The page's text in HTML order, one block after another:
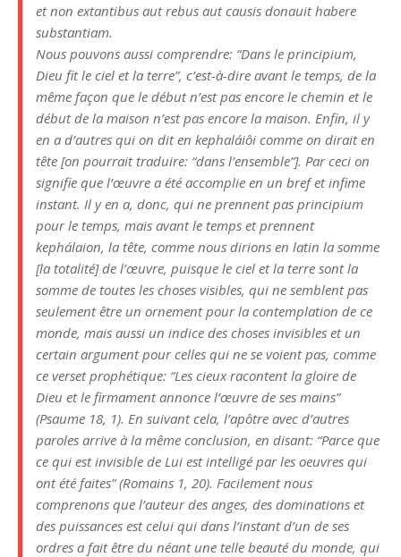
et non extantibus aut rebus aut causis donauit habere
substantiam.
Nous pouvons aussi comprendre: “Dans le principium,
Dieu fit le ciel et la terre”, c’est-à-dire avant le temps, de la
même façon que le début n’est pas encore le chemin et le
début de la maison n’est pas encore la maison. Enfin, il y
en a d’autres qui on diten kephaláiôi comme on dirait en
tête [on pourrait traduire: “dans l’ensemble”]. Par ceci on
signifie que l’œuvre a été accomplie en un bref et infime
instant. Il y en a, donc, qui ne prennent pas principium
pour le temps, mais avant le temps et prennent
kephálaion, la tête, comme nous dirions en latin la somme
[la totalité] de l’œuvre, puisque le ciel et la terre sont la
somme de toutes les choses visibles, qui ne semblent pas
seulement être un ornement pour la contemplation de ce
monde, mais aussi un indice des choses invisibles et un
certain argument pour celles qui ne se voient pas, comme
ce verset prophétique: “Les cieux racontent la gloire de
Dieu et le firmament annonce l’œuvre de ses mains”
(Psaume 18, 1). En suivant cela, l’apôtre avec d’autres
paroles arrive à la même conclusion, en disant: “Parce que
ce qui est invisible de Lui est intelligé par les oeuvres qui
ont été faites” (Romains 1, 20). Facilement nous
comprenons que l’auteur des anges, des dominations et
des puissances est celui qui dans l’instant d’un de ses
ordres a fait être du néant une telle beauté du monde, qui